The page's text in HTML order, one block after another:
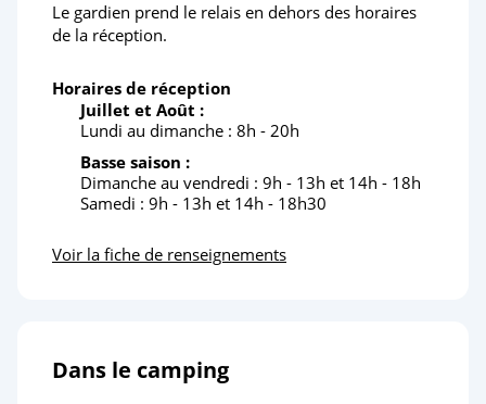
Le gardien prend le relais en dehors des horaires
de la réception.
Horaires de réception
Juillet et Août :
Lundi au dimanche : 8h - 20h
Basse saison :
Dimanche au vendredi : 9h - 13h et 14h - 18h
Samedi : 9h - 13h et 14h - 18h30
Voir la fiche de renseignements
Dans le camping